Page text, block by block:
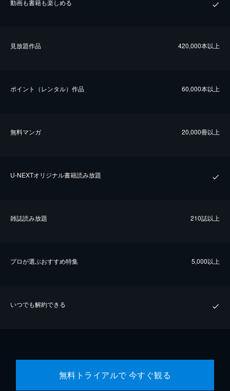
動画も書籍も楽しめる
⾒放題作品 420,000本以上
ポイント（レンタル）作品 60,000本以上
無料マンガ 20,000冊以上
U-NEXTオリジナル書籍読み放題
雑誌読み放題 210誌以上
プロが選ぶおすすめ特集 5,000以上
いつでも解約できる
無料トライアルで 今すぐ観る